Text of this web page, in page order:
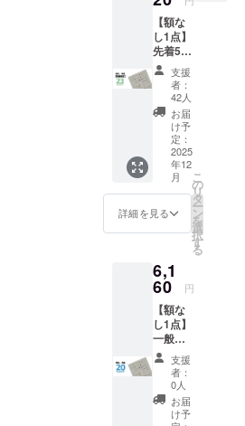
音楽のよう
に、我々の
作品が毎日
の生活の糧
となれるこ
とを意識し
てデザイン
していま
す。
7e8デザイン
のショウ
ルームのイ
ンテリアデ
ザイナー
や、グラ
フィックデ
ザイナー達
が主催して
【額な
し1点】
先着50
名様限
定！ 一
般販売
予定価
￥7,700
(税込)の
とこ
ろ、 →
23%OF
F￥5,92
0(税込)
内容 ・
院の
「犬ポ
ス
ター」
・ハー
ドケー
ス x 1
ポス
ター仕
様 ・サ
イズ：
支援
者：
42人
お届
け予
定：
2025
年12
月
詳細を見る
こ
の
リ
タ
ー
ン
を
選
択
す
る
6,1
60 円
【額な
し1点】
一般販
売予定
価格
￥7,700
(税込)の
とこ
支援
者：
0人
お届
け予